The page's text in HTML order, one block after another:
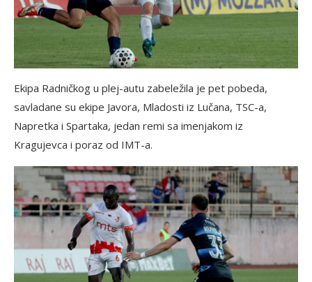
Ekipa Radničkog u plej-autu zabeležila je pet pobeda,
savladane su ekipe Javora, Mladosti iz Lučana, TSC-a,
Napretka i Spartaka, jedan remi sa imenjakom iz
Kragujevca i poraz od IMT-a.